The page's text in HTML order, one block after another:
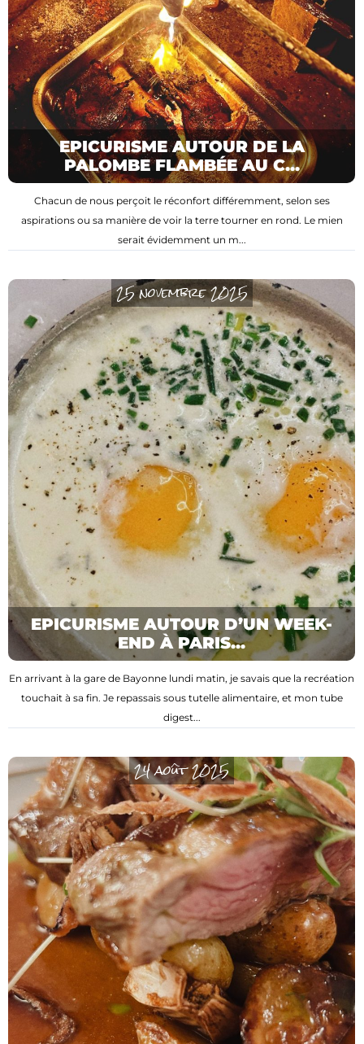
EPICURISME AUTOUR DE LA
PALOMBE FLAMBÉE AU C...
Chacun de nous perçoit le réconfort différemment, selon ses
aspirations ou sa manière de voir la terre tourner en rond. Le mien
serait évidemment un m...
25 novembre 2025
EPICURISME AUTOUR D’UN WEEK-
END À PARIS...
En arrivant à la gare de Bayonne lundi matin, je savais que la recréation
touchait à sa fin. Je repassais sous tutelle alimentaire, et mon tube
digest...
24 août 2025